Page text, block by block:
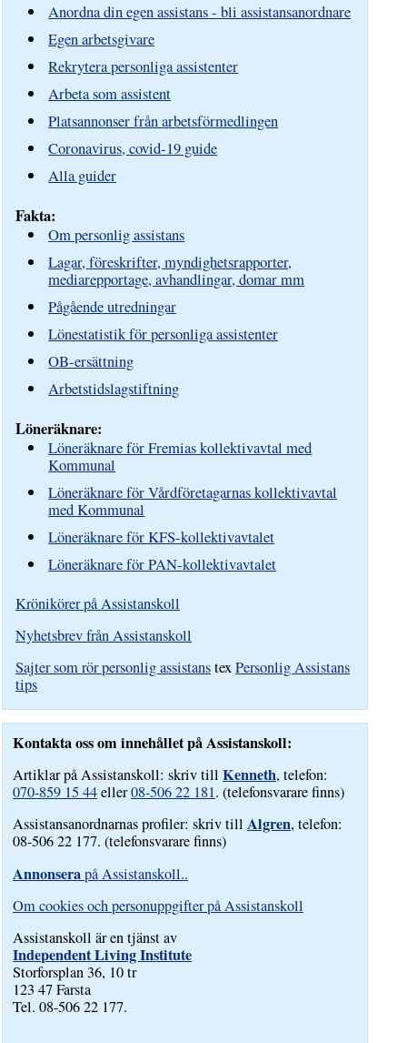
Anordna din egen assistans - bli assistansanordnare
Egen arbetsgivare
Rekrytera personliga assistenter
Arbeta som assistent
Platsannonser från arbetsförmedlingen
Coronavirus, covid-19 guide
Alla guider
Fakta:
Om personlig assistans
Lagar, föreskrifter, myndighetsrapporter,
mediarepportage, avhandlingar, domar mm
Pågående utredningar
Lönestatistik för personliga assistenter
OB-ersättning
Arbetstidslagstiftning
Löneräknare:
Löneräknare för Fremias kollektivavtal med
Kommunal
Löneräknare för Vårdföretagarnas kollektivavtal
med Kommunal
Löneräknare för KFS-kollektivavtalet
Löneräknare för PAN-kollektivavtalet
Krönikörer på Assistanskoll
Nyhetsbrev från Assistanskoll
Sajter som rör personlig assistanstexPersonlig Assistans
tips
Kontakta oss om innehållet på Assistanskoll:
Artiklar på Assistanskoll: skriv tillKenneth, telefon:
070-859 15 44eller08-506 22 181. (telefonsvarare finns)
Assistansanordnarnas profiler: skriv tillAlgren, telefon:
08-506 22 177. (telefonsvarare finns)
Annonserapå Assistanskoll..
Om cookies och personuppgifter på Assistanskoll
Assistanskoll är en tjänst av
Independent Living Institute
Storforsplan 36, 10 tr
123 47 Farsta
Tel. 08-506 22 177.